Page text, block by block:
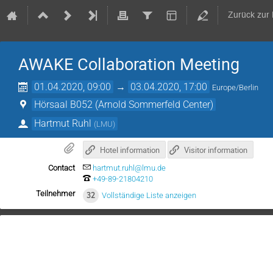
Zurück zur
AWAKE Collaboration Meeting
01.04.2020, 09:00 → 03.04.2020, 17:00 Europe/Berlin
Hörsaal B052 (Arnold Sommerfeld Center)
Hartmut Ruhl (LMU)
Hotel information Visitor information
Contact
hartmut.ruhl@lmu.de
+49-89-21804210
Teilnehmer
32 Vollständige Liste anzeigen